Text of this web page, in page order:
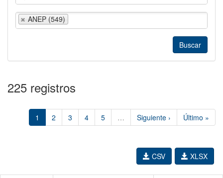
ANEP (549)
225 registros
1 2 3 4 5 … Siguiente › Último »
XLSX
CSV